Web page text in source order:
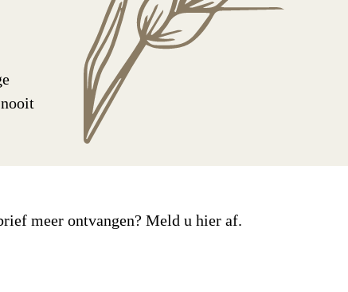
meer ontvangen? Meld u hier af.